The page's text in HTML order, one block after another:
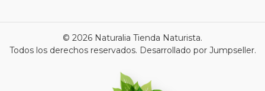
© 2026 Naturalia Tienda Naturista.
Todos los derechos reservados. Desarrollado por Jumpseller.